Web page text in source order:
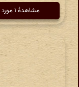
مشاهدهٔ ۱ مورد هم آهنگ دیگر از عین‌القضات همدانی